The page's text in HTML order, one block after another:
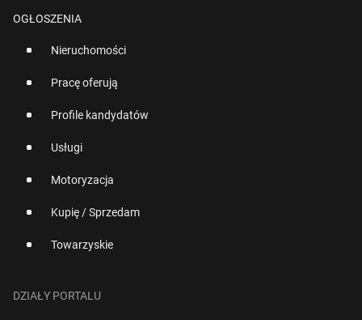
OGŁOSZENIA
Nieruchomości
Pracę oferują
Profile kandydatów
Usługi
Motoryzacja
Kupię / Sprzedam
Towarzyskie
DZIAŁY PORTALU